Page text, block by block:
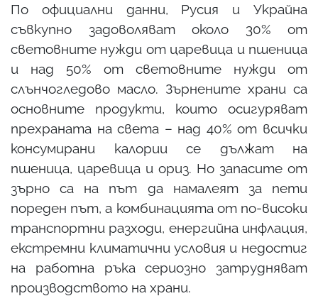
По официални данни, Русия и Украйна
съвкупно задоволяват около 30% от
световните нужди от царевица и пшеница
и над 50% от световните нужди от
слънчогледово масло. Зърнените храни са
основните продукти, които осигуряват
прехраната на света – над 40% от всички
консумирани калории се дължат на
пшеница, царевица и ориз. Но запасите от
зърно са на път да намалеят за пети
пореден път, а комбинацията от по-високи
транспортни разходи, енергийна инфлация,
екстремни климатични условия и недостиг
на работна ръка сериозно затрудняват
производството на храни.